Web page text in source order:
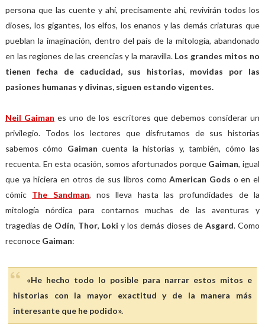
persona que las cuente y ahí, precisamente ahí, revivirán todos los
dioses, los gigantes, los elfos, los enanos y las demás criaturas que
pueblan la imaginación, dentro del país de la mitología, abandonado
en las regiones de las creencias y la maravilla. Los grandes mitos no
tienen fecha de caducidad, sus historias, movidas por las
pasiones humanas y divinas, siguen estando vigentes.
Neil Gaiman es uno de los escritores que debemos considerar un
privilegio. Todos los lectores que disfrutamos de sus historias
sabemos cómo Gaimancuenta la historias y, también, cómo las
recuenta. En esta ocasión, somos afortunados porque Gaiman, igual
que ya hiciera en otros de sus libros comoAmerican Gods o en el
cómic The Sandman, nos lleva hasta las profundidades de la
mitología nórdica para contarnos muchas de las aventuras y
tragedias de Odín, Thor, Lokiy los demás dioses deAsgard. Como
reconoce Gaiman:
«He hecho todo lo posible para narrar estos mitos e
historias con la mayor exactitud y de la manera más
interesante que he podido».